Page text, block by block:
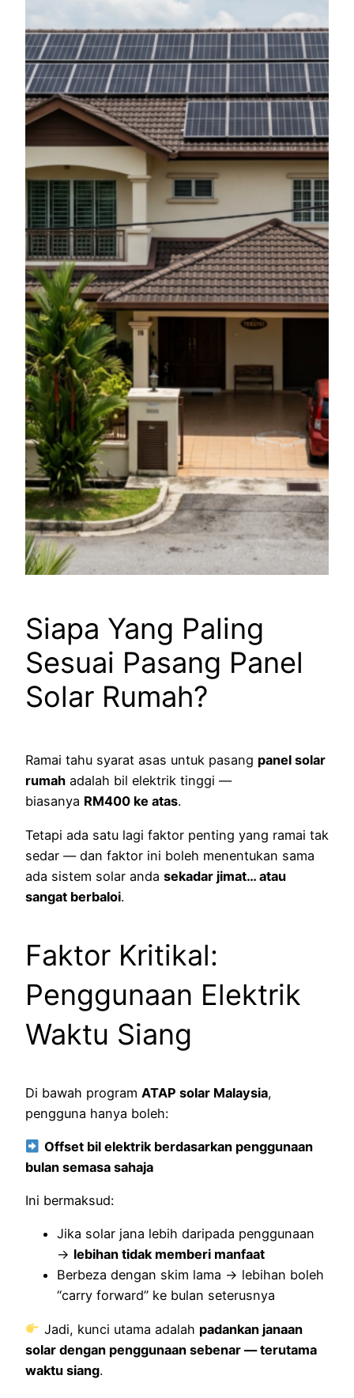
Siapa Yang Paling
Sesuai Pasang Panel
Solar Rumah?
Ramai tahu syarat asas untuk pasang panel solar
rumah adalah bil elektrik tinggi —
biasanya RM400 ke atas.
Tetapi ada satu lagi faktor penting yang ramai tak
sedar — dan faktor ini boleh menentukan sama
ada sistem solar anda sekadar jimat… atau
sangat berbaloi.
Faktor Kritikal:
Penggunaan Elektrik
Waktu Siang
Di bawah program ATAP solar Malaysia,
pengguna hanya boleh:
Offset bil elektrik berdasarkan penggunaan
bulan semasa sahaja
Ini bermaksud:
Jika solar jana lebih daripada penggunaan
→ lebihan tidak memberi manfaat
Berbeza dengan skim lama → lebihan boleh
“carry forward” ke bulan seterusnya
Jadi, kunci utama adalah padankan janaan
solar dengan penggunaan sebenar — terutama
waktu siang.